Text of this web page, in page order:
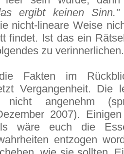
ergibt keinen Sinn."
nicht-lineare Weise
findet. Ist das ein
zu verinnerlichen.
Fakten im
Vergangenheit. Die
nicht angenehm
2007).
wäre euch die
entzogen